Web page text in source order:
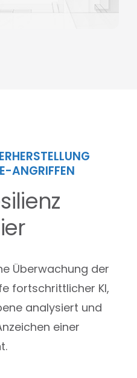
ANGRIFFEN
Überwachung der
fortschrittlicher KI,
analysiert und
einer